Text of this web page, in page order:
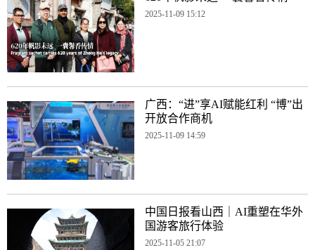
2025-11-09 15:12
广西：“进”享AI赋能红利 “博”出
开放合作商机
2025-11-09 14:59
中国日报看山西｜AI重塑在华外
国游客旅行体验
2025-11-05 21:07